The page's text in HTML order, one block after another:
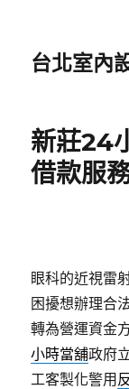
台北室內
新莊24
借款服
眼科的近視雷
困擾想辦理合
轉為營運資金
小時當舖政府
工客製化警用